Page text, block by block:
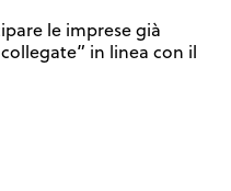
le imprese già
in linea con il